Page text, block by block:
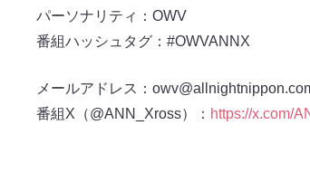
パーソナリティ：OWV
番組ハッシュタグ：#OWVANNX
メールアドレス：
番組X（@ANN_Xross）： https://x.com/